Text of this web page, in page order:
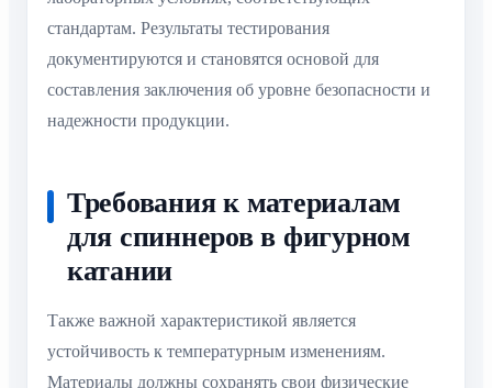
стандартам. Результаты тестирования
документируются и становятся основой для
составления заключения об уровне безопасности и
надежности продукции.
Требования к материалам
для спиннеров в фигурном
катании
Также важной характеристикой является
устойчивость к температурным изменениям.
Материалы должны сохранять свои физические